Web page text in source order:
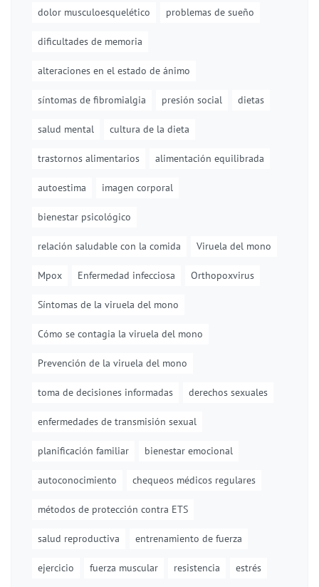
dolor musculoesquelético problemas de sueño
dificultades de memoria
alteraciones en el estado de ánimo
síntomas de fibromialgia presión social dietas
salud mental cultura de la dieta
trastornos alimentarios alimentación equilibrada
autoestima imagen corporal
bienestar psicológico
relación saludable con la comida Viruela del mono
Mpox Enfermedad infecciosa Orthopoxvirus
Síntomas de la viruela del mono
Cómo se contagia la viruela del mono
Prevención de la viruela del mono
toma de decisiones informadas derechos sexuales
enfermedades de transmisión sexual
planificación familiar bienestar emocional
autoconocimiento chequeos médicos regulares
métodos de protección contra ETS
salud reproductiva entrenamiento de fuerza
ejercicio fuerza muscular resistencia estrés